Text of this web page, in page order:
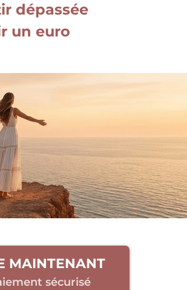
dépassée
un euro
MAINTENANT
sécurisé